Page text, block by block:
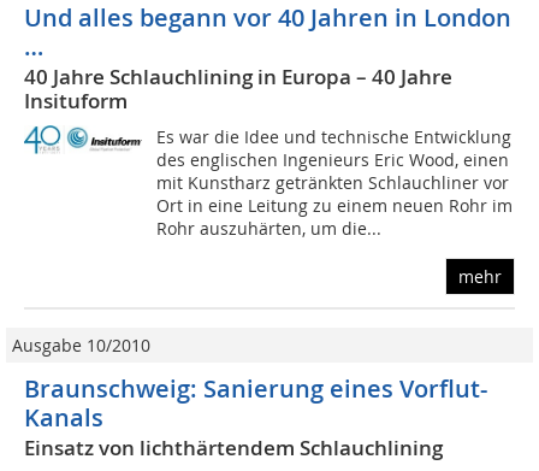
Und alles begann vor 40 Jahren in London
…
40 Jahre Schlauchlining in Europa – 40 Jahre
Insituform
Es war die Idee und technische Entwicklung
des englischen Ingenieurs Eric Wood, einen
mit Kunstharz getränkten Schlauchliner vor
Ort in eine Leitung zu einem neuen Rohr im
Rohr auszuhärten, um die...
mehr
Ausgabe 10/2010
Braunschweig: Sanierung eines Vorflut-
Kanals
Einsatz von lichthärtendem Schlauchlining